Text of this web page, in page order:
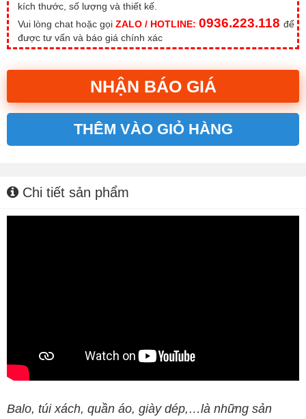
kích thước, số lượng và thiết kế.
Vui lòng chat hoặc gọi ZALO / HOTLINE: 0936.223.118 để
được tư vấn và báo giá chính xác
NHẬN BÁO GIÁ
THÊM VÀO GIỎ HÀNG
Chi tiết sản phẩm
Balo, túi xách, quần áo, giày dép,…là những sản